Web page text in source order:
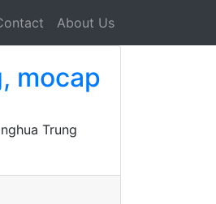
About Us
mocap
Trung